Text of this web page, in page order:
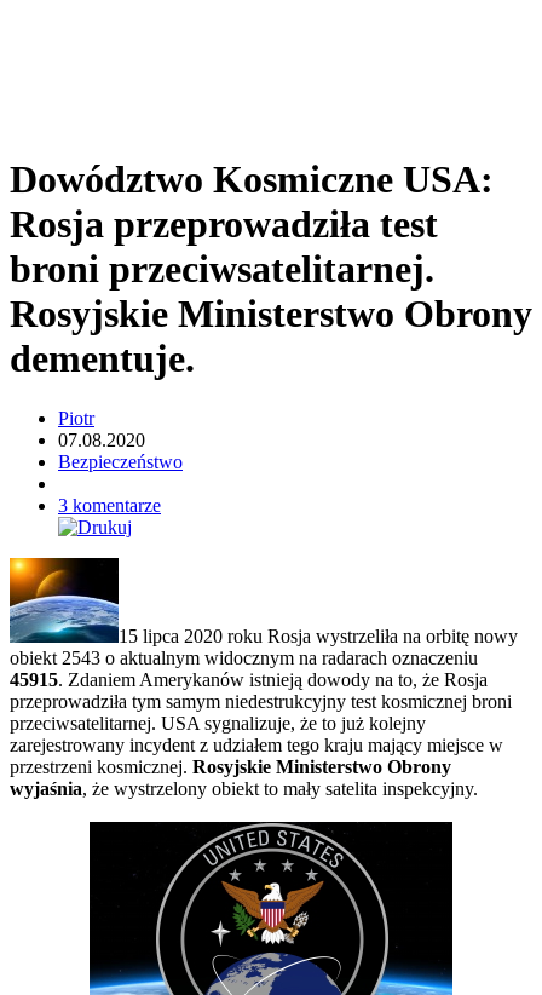
Dowództwo Kosmiczne USA:
Rosja przeprowadziła test
broni przeciwsatelitarnej.
Rosyjskie Ministerstwo Obrony
dementuje.
Piotr
07.08.2020
Bezpieczeństwo
3 komentarze
15 lipca 2020 roku Rosja wystrzeliła na orbitę nowy
obiekt 2543 o aktualnym widocznym na radarach oznaczeniu
45915. Zdaniem Amerykanów istnieją dowody na to, że Rosja
przeprowadziła tym samym niedestrukcyjny test kosmicznej broni
przeciwsatelitarnej. USA sygnalizuje, że to już kolejny
zarejestrowany incydent z udziałem tego kraju mający miejsce w
przestrzeni kosmicznej. Rosyjskie Ministerstwo Obrony
wyjaśnia, że wystrzelony obiekt to mały satelita inspekcyjny.